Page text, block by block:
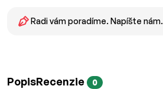
Radi vám poradíme. Napíšte nám.
PopisRecenzie 0